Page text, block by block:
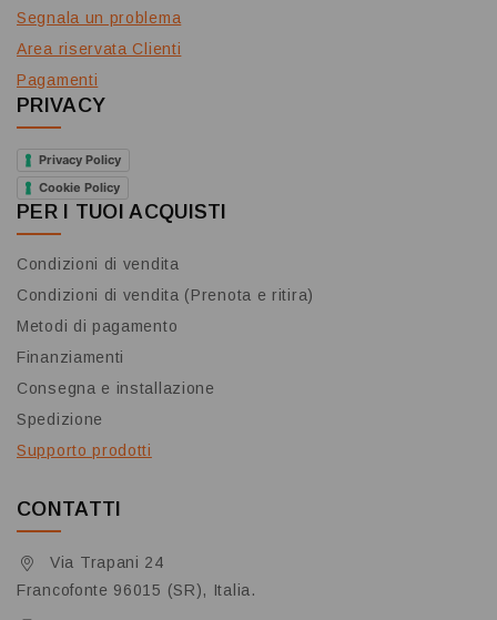
Segnala un problema
Area riservata Clienti
Pagamenti
PRIVACY
Privacy Policy
Cookie Policy
PER I TUOI ACQUISTI
Condizioni di vendita
Condizioni di vendita (Prenota e ritira)
Metodi di pagamento
Finanziamenti
Consegna e installazione
Spedizione
Supporto prodotti
CONTATTI
Via Trapani 24
Francofonte 96015 (SR), Italia.